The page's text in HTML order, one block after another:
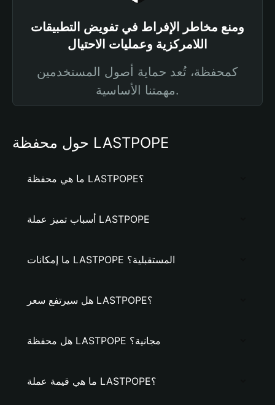
ومنع مخاطر الإفراط في تفويض التطبيقات
اللامركزية وعمليات الاحتيال
كمحفظة، تُعد حماية أصول المستخدمين
مهمتنا الأساسية.
حول محفظة LASTPOPE
ما هي محفظة LASTPOPE؟
أسباب تميز عملة LASTPOPE
ما إمكانات LASTPOPE المستقبلية؟
هل سيرتفع سعر LASTPOPE؟
هل محفظة LASTPOPE مجانية؟
ما هي قيمة عملة LASTPOPE؟